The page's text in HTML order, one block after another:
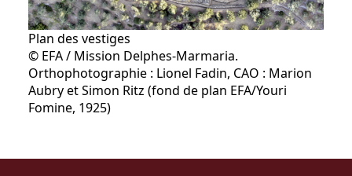
Plan des vestiges
© EFA / Mission Delphes-Marmaria.
Orthophotographie : Lionel Fadin, CAO : Marion
Aubry et Simon Ritz (fond de plan EFA/Youri
Fomine, 1925)